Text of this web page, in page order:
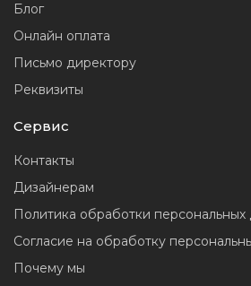
Блог
Онлайн оплата
Письмо директору
Реквизиты
Сервис
Контакты
Дизайнерам
Политика обработки персональных
Согласие на обработку
Почему мы